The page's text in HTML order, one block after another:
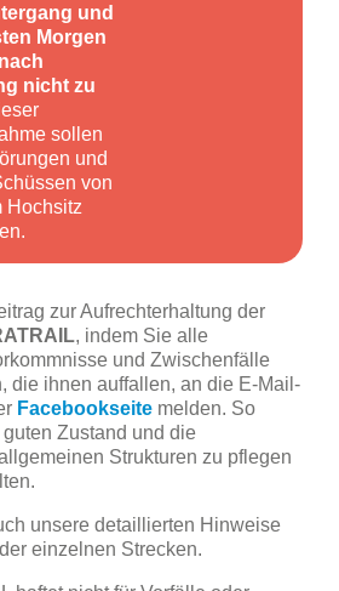
und
Morgen
nicht zu
sollen
und
von
Hochsitz
zur Aufrechterhaltung der
, indem Sie alle
und Zwischenfälle
die ihnen auffallen, an die E-Mail-
Facebookseite melden. So
Zustand und die
Strukturen zu pflegen
unsere detaillierten Hinweise
einzelnen Strecken.